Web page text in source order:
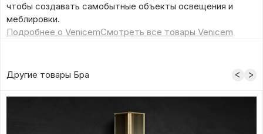
чтобы создавать самобытные объекты освещения и
меблировки.
Подробнее о VenicemСмотреть все товары Venicem
Другие товары Бра